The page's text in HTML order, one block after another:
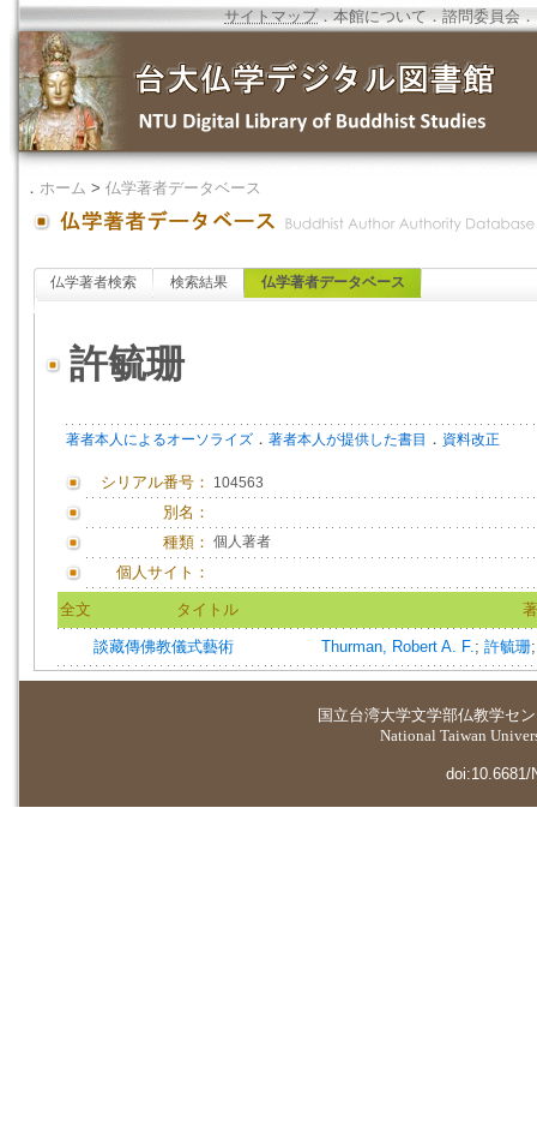
サイトマップ．本館について ．諮問委員会 ．
． ホーム > 仏学著者データベース
仏学著者検索 検索結果 仏学著者データベース
許毓珊
著者本人によるオーソライズ ． 著者本人が提供した書目 ． 資料改正
シリアル番号： 104563
別名：
種類： 個人著者
個人サイト：
全文 タイトル
談藏傳佛教儀式藝術 Thurman, Robert A. F.; 許毓珊
国立台湾大学文学部仏教学セ
National Taiwan
doi:10.6681/